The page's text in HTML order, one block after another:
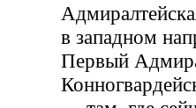
в западном
Первый